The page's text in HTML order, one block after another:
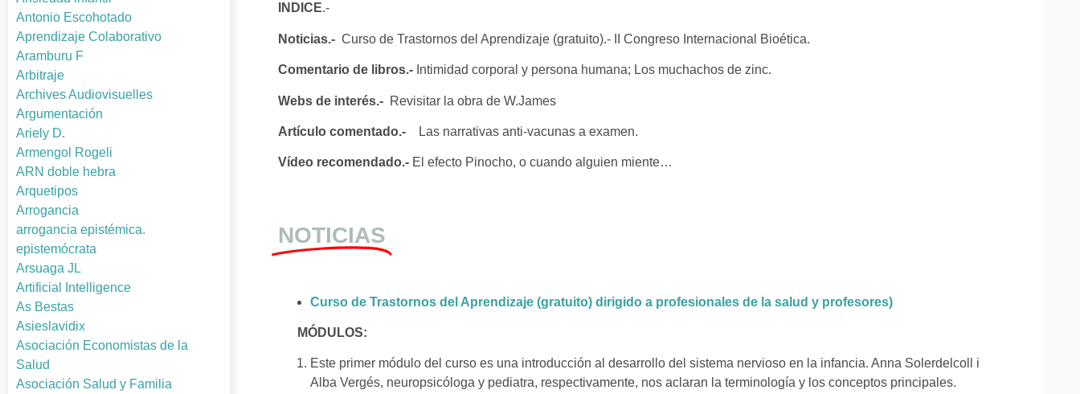
Antonio Escohotado
Aprendizaje Colaborativo
Aramburu F
Arbitraje
Archives Audiovisuelles
Argumentación
Ariely D.
Armengol Rogeli
ARN doble hebra
Arquetipos
Arrogancia
arrogancia epistémica.
epistemócrata
Arsuaga JL
Artificial Intelligence
As Bestas
Asieslavidix
Asociación Economistas de la
Salud
Asociación Salud y Familia
INDICE.-
Noticias.- Curso de Trastornos del Aprendizaje (gratuito).- II Congreso Internacional Bioética.
Comentario de libros.- Intimidad corporal y persona humana; Los muchachos de zinc.
Webs de interés.- Revisitar la obra de W.James
Artículo comentado.- Las narrativas anti-vacunas a examen.
Vídeo recomendado.- El efecto Pinocho, o cuando alguien miente…
NOTICIAS
Curso de Trastornos del Aprendizaje (gratuito) dirigido a profesionales de la salud y profesores)
MÓDULOS:
Este primer módulo del curso es una introducción al desarrollo del sistema nervioso en la infancia. Anna Solerdelcoll i
Alba Vergés, neuropsicóloga y pediatra, respectivamente, nos aclaran la terminología y los conceptos principales.